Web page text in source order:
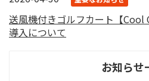
送風機付きゴルフカート【Cool
導入について
お知らせ